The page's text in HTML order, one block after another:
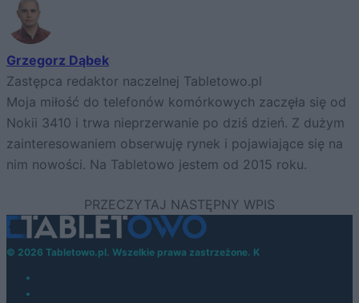
Grzegorz Dąbek
Zastępca redaktor naczelnej Tabletowo.pl
Moja miłość do telefonów komórkowych zaczęła się od
Nokii 3410 i trwa nieprzerwanie po dziś dzień. Z dużym
zainteresowaniem obserwuję rynek i pojawiające się na
nim nowości. Na Tabletowo jestem od 2015 roku.
© 2026 Tabletowo.pl. Wszelkie prawa zastrzeżone. K